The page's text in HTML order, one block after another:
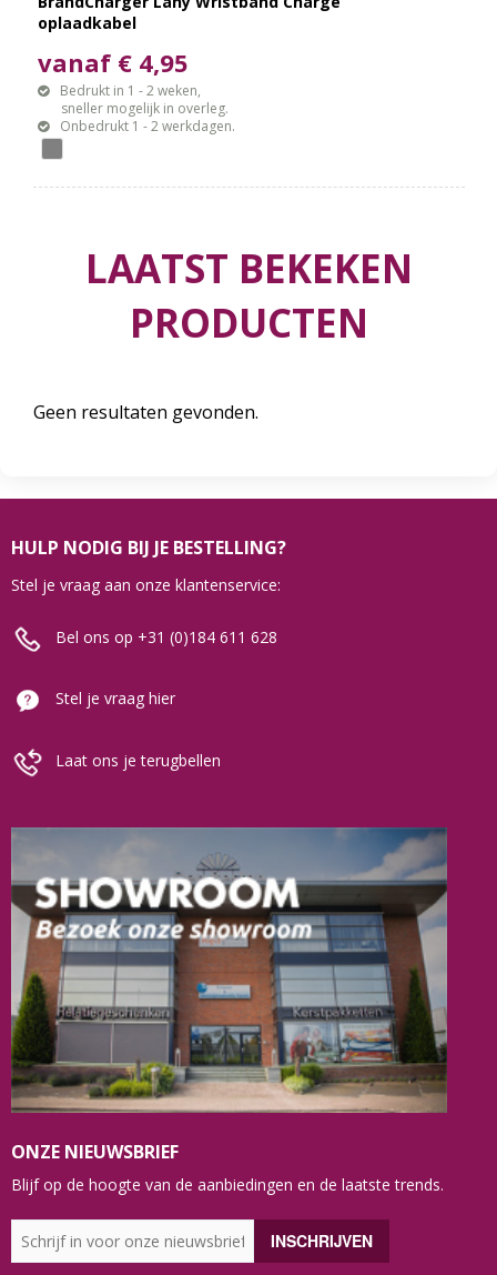
oplaadkabel
vanaf € 4,95
Bedrukt in 1 - 2 weken,
sneller mogelijk in overleg.
Onbedrukt 1 - 2 werkdagen.
LAATST BEKEKEN
PRODUCTEN
Geen resultaten gevonden.
HULP NODIG BIJ JE BESTELLING?
Stel je vraag aan onze klantenservice:
Bel ons op +31 (0)184 611 628
Stel je vraag hier
Laat ons je terugbellen
ONZE NIEUWSBRIEF
Blijf op de hoogte van de aanbiedingen en de laatste trends.